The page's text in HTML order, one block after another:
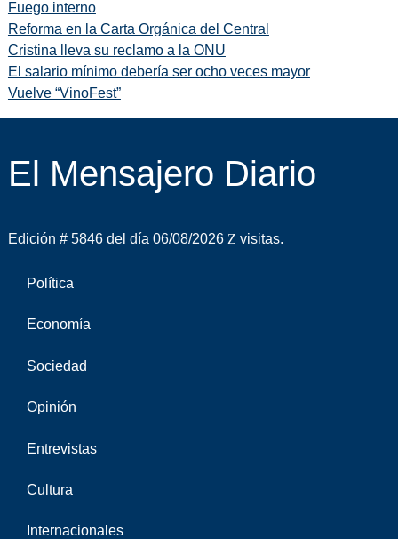
Fuego interno
Reforma en la Carta Orgánica del Central
Cristina lleva su reclamo a la ONU
El salario mínimo debería ser ocho veces mayor
Vuelve “VinoFest”
El Mensajero Diario
Edición # 5846 del día 06/08/2026 visitas.
Política
Economía
Sociedad
Opinión
Entrevistas
Cultura
Internacionales